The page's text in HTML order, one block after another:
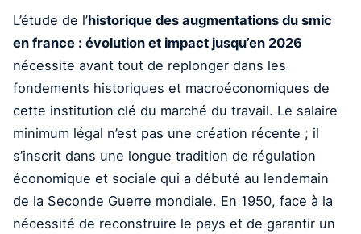
L’étude de l’historique des augmentations du smic
en france : évolution et impact jusqu’en 2026
nécessite avant tout de replonger dans les
fondements historiques et macroéconomiques de
cette institution clé du marché du travail. Le salaire
minimum légal n’est pas une création récente ; il
s’inscrit dans une longue tradition de régulation
économique et sociale qui a débuté au lendemain
de la Seconde Guerre mondiale. En 1950, face à la
nécessité de reconstruire le pays et de garantir un